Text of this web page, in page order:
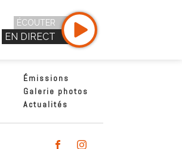
ÉCOUTER
EN DIRECT
Émissions
Galerie photos
Actualités